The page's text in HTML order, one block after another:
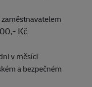
Kč
v měsíci
a bezpečném